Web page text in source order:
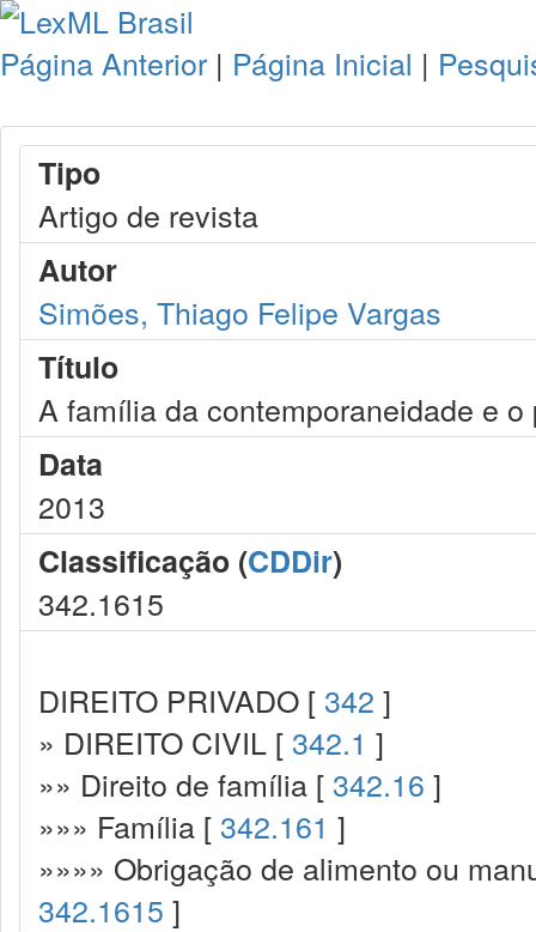
Página Anterior | Página Inicial |
Tipo
Artigo de revista
Autor
Simões, Thiago Felipe Vargas
Título
A família da contemporaneidade e
Data
2013
Classificação (CDDir)
342.1615
DIREITO PRIVADO [ 342 ]
» DIREITO CIVIL [ 342.1 ]
»» Direito de família [ 342.16 ]
»»» Família [ 342.161 ]
»»»» Obrigação de alimento ou
342.1615 ]